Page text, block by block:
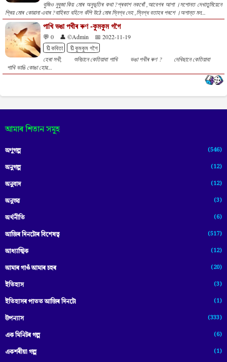
বুজিও নুবুজা কিয় মোৰ অনুভূতিৰ কথা ?প্ৰকাশ নকৰোঁ ,আবেগৰ আশা ।সপোনত দেখাতুমিয়েনে
প্ৰিয় মোৰ কোৱানা এবাৰ ?বাহিৰত বহিলে কঁপি উঠে মোৰ স্নিগ্ধ দেহ ,স্নিগ্ধ বতাহৰ পৰশে ।অশান্ত মন...
পাখি ভঙা পখীৰ ৰুণ -কুমকুম গগৈ
💬 0 👤 ©Admin
📅 2022-11-19
🔖কবিতা
🔖কুমকুম গগৈ
হেৰা সখী, শুনিচানে কেতিয়াবা পাখি ভঙা পখীৰ ৰুণ ? দেখিছানে কেতিয়াবা
পাখি ভাঙি কোঙা হোৱ...
আমাৰ শিতান সমূহ
অণুগল্প (546)
অনুগল্প (12)
অনুবাদ (12)
অনুভৱ (3)
অৰ্থনীতি (6)
আজিৰ দিনটোৰ বিশেষত্ব (517)
আধ্যাত্মিক (12)
আমাৰ গাওঁ আমাৰ চহৰ (20)
ইতিহাস (3)
ইতিহাসৰ পাতত আজিৰ দিনটো (1)
উপন্যাস (333)
এক মিনিটৰ গল্প (6)
একশৰীয়া গল্প (1)